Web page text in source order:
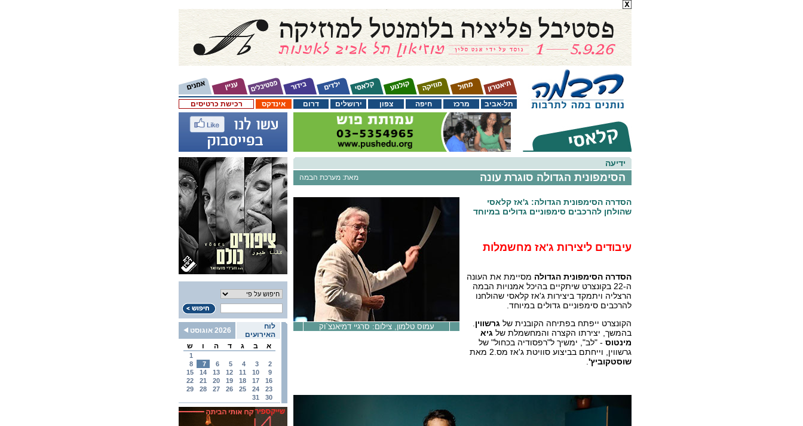
רכישת כרטיסים אינדקס דרום ירושלים צפון חיפה מרכז תל-אביב
לוח
האירועים
2026 אוגוסט
א
ב ג ד ה ו ש
1
2
3
4
5
6
7
8
9
10
11
12
13
14
15
16
17
18
19
20
21
22
23
24
25
26
27
28
29
30
31
ידיעה
מאת: מערכת הבמה הסימפונית הגדולה סוגרת עונה
עמוס טלמון, צילום: סרגיי דמיאנצ`וק
הסדרה הסימפונית הגדולה: ג'אז קלאסי
שהולחן להרכבים סימפוניים גדולים במיוחד
עיבודים ליצירות ג'אז מחשמלות
הסדרה הסימפונית הגדולה מסיימת את העונה
ה-22 בקונצרט שיתקיים בהיכל אמנויות הבמה
הרצליה ויתמקד ביצירות ג'אז קלאסי שהולחנו
להרכבים סימפוניים גדולים במיוחד.
הקונצרט ייפתח בפתיחה הקובנית של גרשווין
בהמשך, יצירתו הקצרה והמחשמלת של גיא
מינטוס - "לב", ימשיך ל"רפסודיה בכחול" של
גרשווין, וייחתם בביצוע סוויטת ג'אז מס.2 מאת
שוסטקוביץ'